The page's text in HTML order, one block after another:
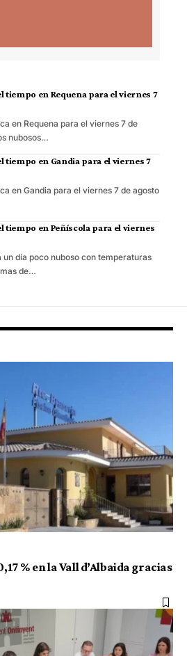
tiempo en Requena para el viernes 7
en Requena para el viernes 7 de
nubosos…
tiempo en Gandia para el viernes 7
en Gandia para el viernes 7 de agosto
tiempo en Peñíscola para el viernes
día poco nuboso con temperaturas
de…
% en la Vall d’Albaida gracias